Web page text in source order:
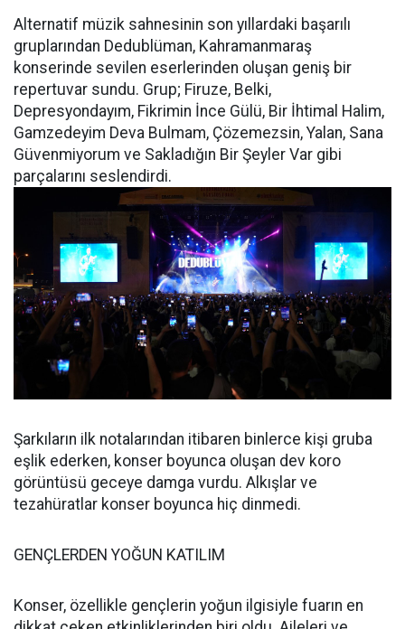
Alternatif müzik sahnesinin son yıllardaki başarılı
gruplarından Dedublüman, Kahramanmaraş
konserinde sevilen eserlerinden oluşan geniş bir
repertuvar sundu. Grup; Firuze, Belki,
Depresyondayım, Fikrimin İnce Gülü, Bir İhtimal Halim,
Gamzedeyim Deva Bulmam, Çözemezsin, Yalan, Sana
Güvenmiyorum ve Sakladığın Bir Şeyler Var gibi
parçalarını seslendirdi.
Şarkıların ilk notalarından itibaren binlerce kişi gruba
eşlik ederken, konser boyunca oluşan dev koro
görüntüsü geceye damga vurdu. Alkışlar ve
tezahüratlar konser boyunca hiç dinmedi.
GENÇLERDEN YOĞUN KATILIM
Konser, özellikle gençlerin yoğun ilgisiyle fuarın en